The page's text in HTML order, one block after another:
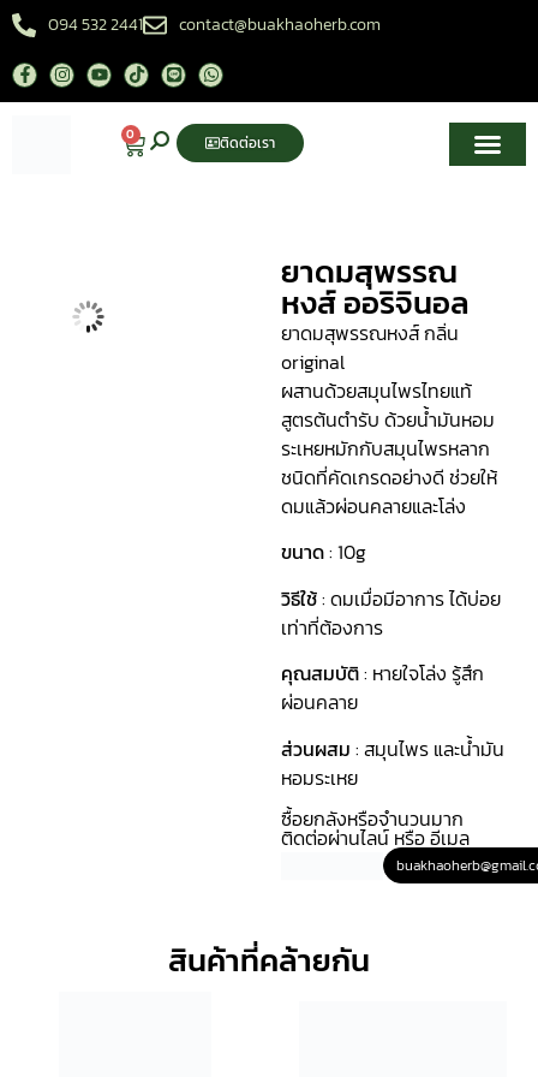
094 532 2441 contact@buakhaoherb.com
0 ติดต่อเรา
ยาดมสุพรรณ
หงส์ ออริจินอล
ยาดมสุพรรณหงส์ กลิ่น
original
ผสานด้วยสมุนไพรไทยแท้
สูตรต้นตำรับ ด้วยน้ำมันหอม
ระเหยหมักกับสมุนไพรหลาก
ชนิดที่คัดเกรดอย่างดี ช่วยให้
ดมแล้วผ่อนคลายและโล่ง
ขนาด: 10g
วิธีใช้: ดมเมื่อมีอาการ ได้บ่อย
เท่าที่ต้องการ
คุณสมบัติ: หายใจโล่ง รู้สึก
ผ่อนคลาย
ส่วนผสม : สมุนไพร และน้ำมัน
หอมระเหย
ซื้อยกลังหรือจำนวนมาก
ติดต่อผ่านไลน์ หรือ อีเมล
สินค้าที่คล้ายกัน